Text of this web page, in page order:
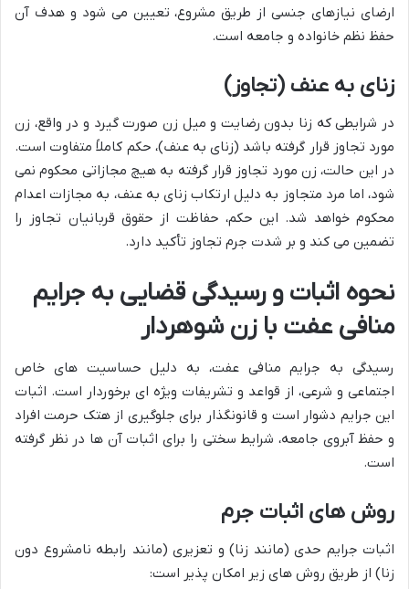
ارضای نیازهای جنسی از طریق مشروع، تعیین می شود و هدف آن
حفظ نظم خانواده و جامعه است.
زنای به عنف (تجاوز)
در شرایطی که زنا بدون رضایت و میل زن صورت گیرد و در واقع، زن
مورد تجاوز قرار گرفته باشد (زنای به عنف)، حکم کاملاً متفاوت است.
در این حالت، زن مورد تجاوز قرار گرفته به هیچ مجازاتی محکوم نمی
شود، اما مرد متجاوز به دلیل ارتکاب زنای به عنف، به مجازات اعدام
محکوم خواهد شد. این حکم، حفاظت از حقوق قربانیان تجاوز را
تضمین می کند و بر شدت جرم تجاوز تأکید دارد.
نحوه اثبات و رسیدگی قضایی به جرایم
منافی عفت با زن شوهردار
رسیدگی به جرایم منافی عفت، به دلیل حساسیت های خاص
اجتماعی و شرعی، از قواعد و تشریفات ویژه ای برخوردار است. اثبات
این جرایم دشوار است و قانونگذار برای جلوگیری از هتک حرمت افراد
و حفظ آبروی جامعه، شرایط سختی را برای اثبات آن ها در نظر گرفته
است.
روش های اثبات جرم
اثبات جرایم حدی (مانند زنا) و تعزیری (مانند رابطه نامشروع دون
زنا) از طریق روش های زیر امکان پذیر است: